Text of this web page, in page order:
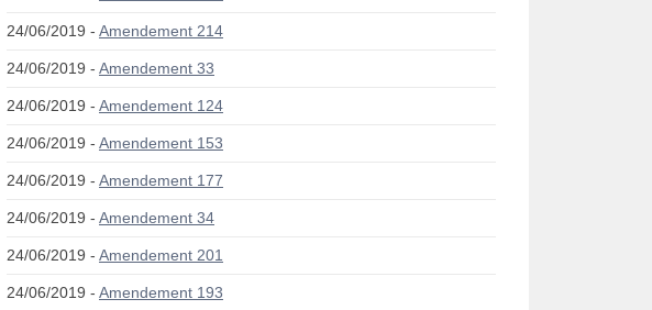
24/06/2019 - Amendement 214
24/06/2019 - Amendement 33
24/06/2019 - Amendement 124
24/06/2019 - Amendement 153
24/06/2019 - Amendement 177
24/06/2019 - Amendement 34
24/06/2019 - Amendement 201
24/06/2019 - Amendement 193